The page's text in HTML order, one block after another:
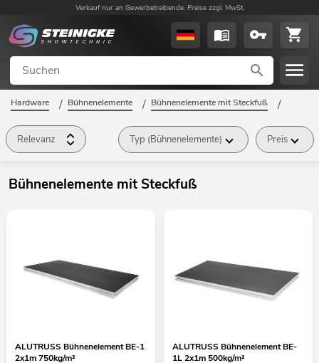
Verkauf nur an Gewerbetreibende. Preise zzgl. MwSt.
Hardware / Bühnenelemente / Bühnenelemente mit Steckfuß /
Relevanz Typ (Bühnenelemente) Preis
Bühnenelemente mit Steckfuß
ALUTRUSS Bühnenelement BE-1
2x1m 750kg/m²
ALUTRUSS Bühnenelement BE-
1L 2x1m 500kg/m²